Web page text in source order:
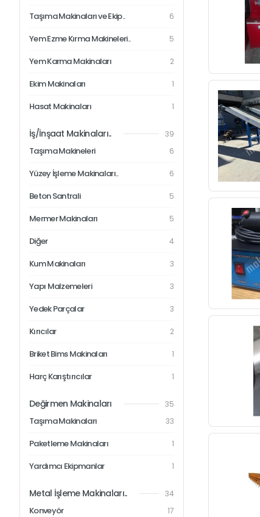
Taşıma Makinaları ve Ekip.. 6
Yem Ezme Kırma Makineleri.. 5
Yem Karma Makinaları 2
Ekim Makinaları 1
Hasat Makinaları 1
İş/İnşaat Makinaları.. 39
Taşıma Makineleri 6
Yüzey İşleme Makinaları.. 6
Beton Santrali 5
Mermer Makinaları 5
Diğer 4
Kum Makinaları 3
Yapı Malzemeleri 3
Yedek Parçalar 3
Kırıcılar 2
Briket Bims Makinaları 1
Harç Karıştırıcılar 1
Değirmen Makinaları 35
Taşıma Makinaları 33
Paketleme Makinaları 1
Yardımcı Ekipmanlar 1
Metal İşleme Makinaları.. 34
Konveyör 17